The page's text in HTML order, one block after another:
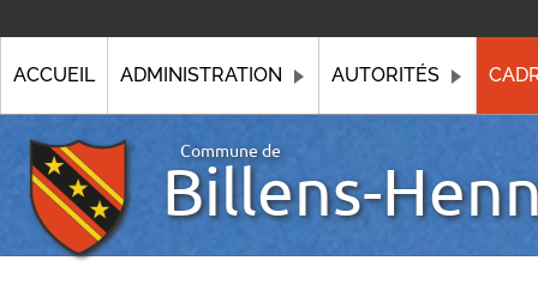
ACCUEIL ADMINISTRATION AUTORITÉS
Commune de
Billens-